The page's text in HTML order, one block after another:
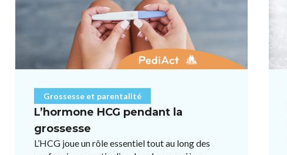
Grossesse et parentalité
L’hormone HCG pendant la
grossesse
L’HCG joue un rôle essentiel tout au long des